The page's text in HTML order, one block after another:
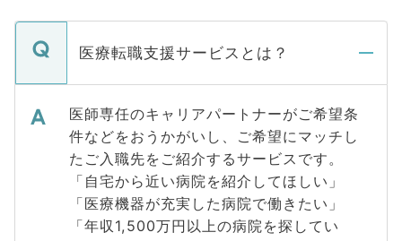
医療転職支援サービスとは？
医師専任のキャリアパートナーがご希望条
件などをおうかがいし、ご希望にマッチし
たご入職先をご紹介するサービスです。
「自宅から近い病院を紹介してほしい」
「医療機器が充実した病院で働きたい」
「年収1,500万円以上の病院を探してい